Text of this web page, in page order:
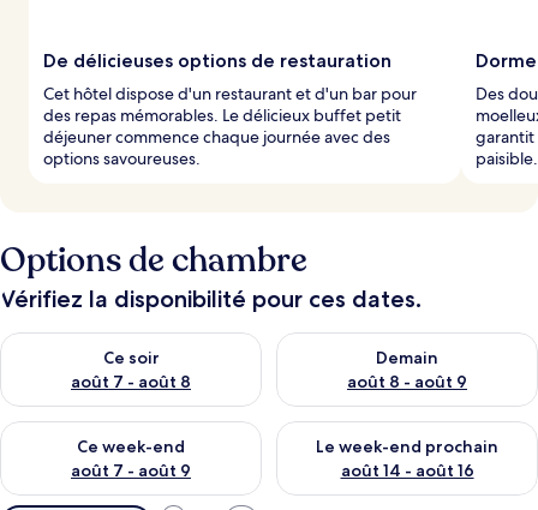
De délicieuses options de restauration
Cet hôtel dispose d'un restaurant et d'un bar pour
des repas mémorables. Le délicieux buffet petit
déjeuner commence chaque journée avec des
options savoureuses.
Des
garantit
paisible.
Options de chambre
Vérifiez la disponibilité pour ces dates.
Ce soir
août 7 - août 8
Vérifier la disponibilité pour ce soir août 7 - août 8
Demain
août 8 - août 9
Vérifier la disponibilité pour
Ce week-end
août 7 - août 9
Vérifier la disponibilité pour ce week-end août 7 - août 9
Le week-end prochain
août 14 - août 16
Vérifier la disponibilité pour